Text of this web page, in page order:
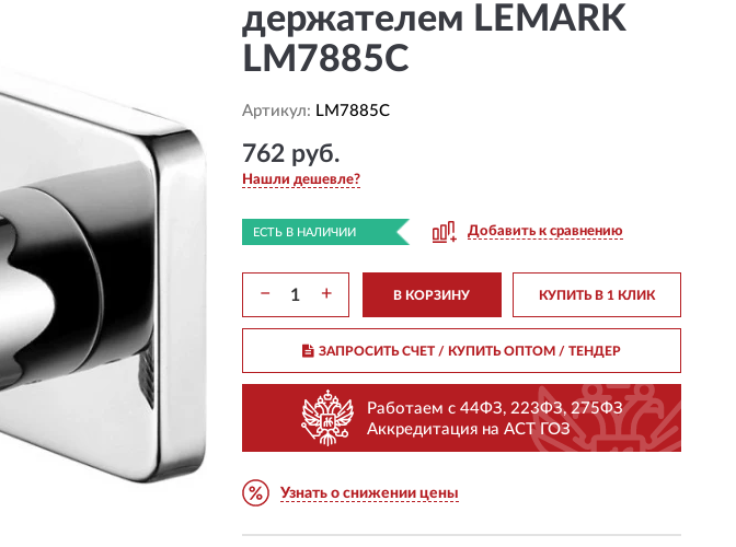
держателем LEMARK
LM7885C
Артикул: LM7885C
762 руб.
Нашли дешевле?
ЕСТЬ В НАЛИЧИИ Добавить к сравнению
− + В КОРЗИНУ КУПИТЬ В 1 КЛИК
ЗАПРОСИТЬ СЧЕТ / КУПИТЬ ОПТОМ/ ТЕНДЕР
Работаем с 44ФЗ, 223ФЗ, 275ФЗ
Аккредитация на АСТ ГОЗ
Узнать о снижении цены